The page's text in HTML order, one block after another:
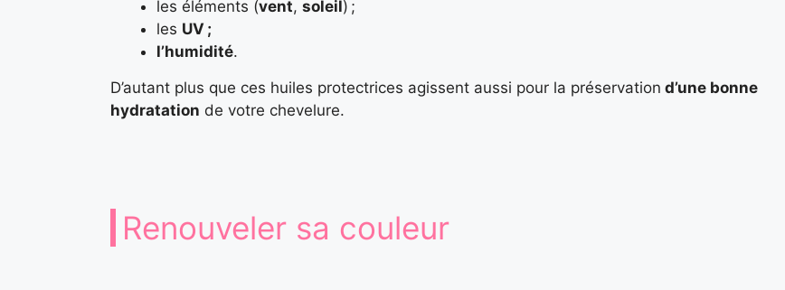
les éléments (vent, soleil) ;
les UV ;
l’humidité.
D’autant plus que ces huiles protectrices agissent aussi pour la préservation d’une bonne
hydratation de votre chevelure.
Renouveler sa couleur